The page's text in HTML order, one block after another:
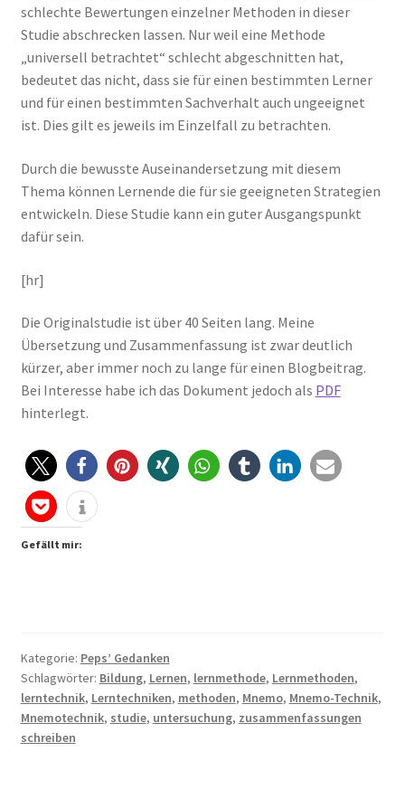
schlechte Bewertungen einzelner Methoden in dieser
Studie abschrecken lassen. Nur weil eine Methode
„universell betrachtet“ schlecht abgeschnitten hat,
bedeutet das nicht, dass sie für einen bestimmten Lerner
und für einen bestimmten Sachverhalt auch ungeeignet
ist. Dies gilt es jeweils im Einzelfall zu betrachten.
Durch die bewusste Auseinandersetzung mit diesem
Thema können Lernende die für sie geeigneten Strategien
entwickeln. Diese Studie kann ein guter Ausgangspunkt
dafür sein.
[hr]
Die Originalstudie ist über 40 Seiten lang. Meine
Übersetzung und Zusammenfassung ist zwar deutlich
kürzer, aber immer noch zu lange für einen Blogbeitrag.
Bei Interesse habe ich das Dokument jedoch als PDF
hinterlegt.
Gefällt mir:
Kategorie: Peps’ Gedanken
Schlagwörter: Bildung, Lernen, lernmethode, Lernmethoden,
lerntechnik, Lerntechniken, methoden, Mnemo, Mnemo-Technik,
Mnemotechnik, studie, untersuchung, zusammenfassungen
schreiben